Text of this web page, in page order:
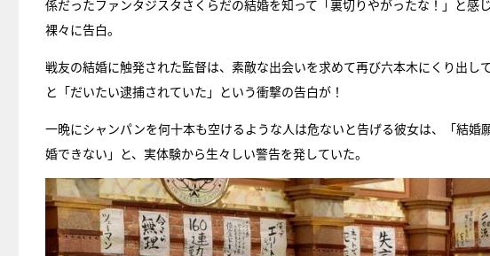
係だったファンタジスタさくらだの結婚を知って「裏切りやがったな！」と
裸々に告白。
戦友の結婚に触発された監督は、素敵な出会いを求めて再び六本木にくり出
と「だいたい逮捕されていた」という衝撃の告白が！
一晩にシャンパンを何十本も空けるような人は危ないと告げる彼女は、「結
婚できない」と、実体験から生々しい警告を発していた。